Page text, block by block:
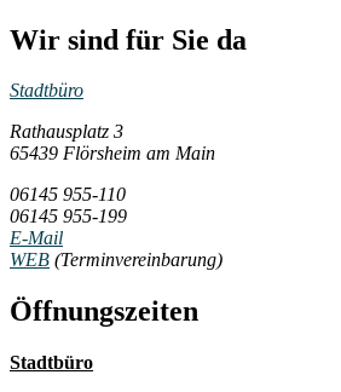
Wir sind für Sie da
Stadtbüro
Rathausplatz 3
65439 Flörsheim am Main
06145 955-110
06145 955-199
E-Mail
WEB (Terminvereinbarung)
Öffnungszeiten
Stadtbüro